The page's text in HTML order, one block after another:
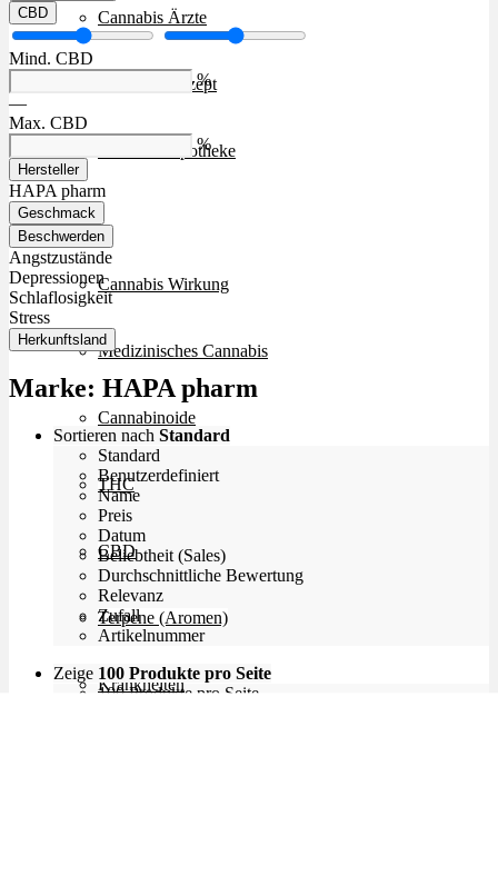
Cannabis Ärzte
Cannabis Rezept
Cannabis Apotheke
Wissen
Cannabis Wirkung
Medizinisches Cannabis
Cannabinoide
THC
CBD
Terpene (Aromen)
Krankheiten
CBD
Mind. CBD
%
—
Max. CBD
%
Hersteller
HAPA pharm
Geschmack
Beschwerden
Angstzustände
Depressionen
Schlaflosigkeit
Stress
Herkunftsland
Marke: HAPA pharm
Sortieren nach Standard
Standard
Benutzerdefiniert
Name
Preis
Datum
Beliebtheit (Sales)
Durchschnittliche Bewertung
Relevanz
Zufall
Artikelnummer
Zeige 100 Produkte pro Seite
100 Produkte pro Seite